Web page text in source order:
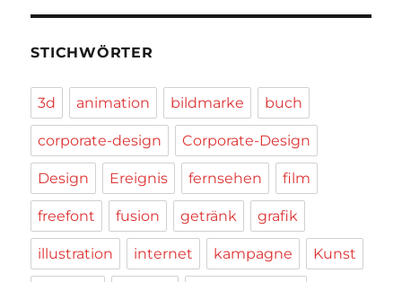
STICHWÖRTER
3d animation bildmarke buch
corporate-design Corporate-Design
Design Ereignis fernsehen film
freefont fusion getränk grafik
illustration internet kampagne Kunst